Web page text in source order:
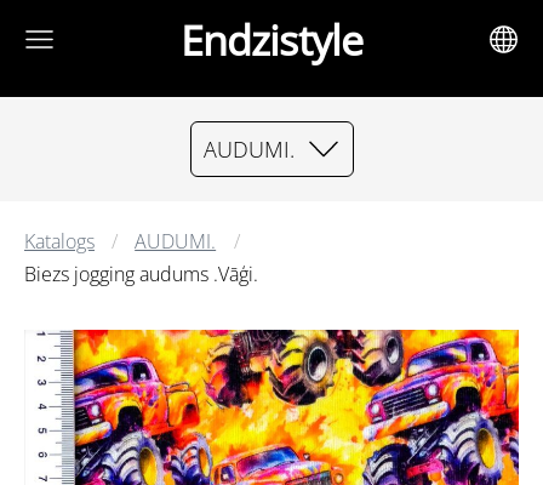
Endzistyle
AUDUMI.
Katalogs
AUDUMI.
Biezs jogging audums .Vāģi.